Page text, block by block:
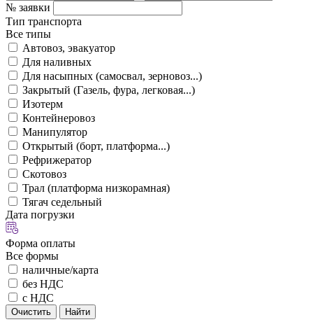
№ заявки
Тип транспорта
Все типы
Автовоз, эвакуатор
Для наливных
Для насыпных (самосвал, зерновоз...)
Закрытый (Газель, фура, легковая...)
Изотерм
Контейнеровоз
Манипулятор
Открытый (борт, платформа...)
Рефрижератор
Скотовоз
Трал (платформа низкорамная)
Тягач седельный
Дата погрузки
Форма оплаты
Все формы
наличные/карта
без НДС
с НДС
Очистить Найти